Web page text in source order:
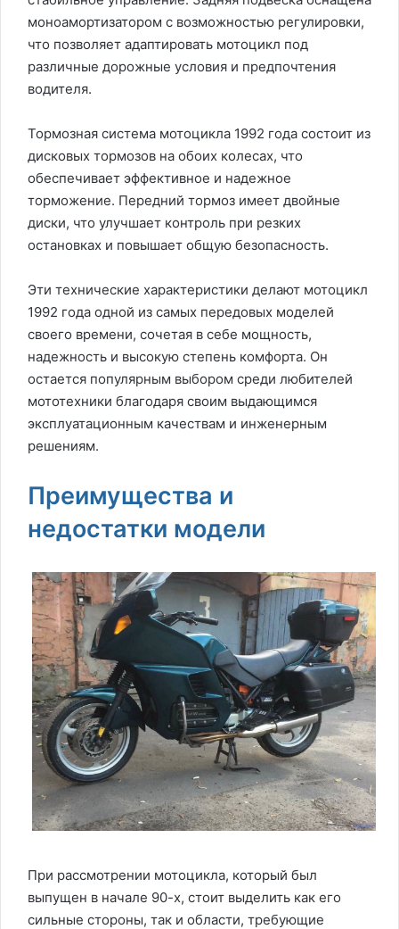
моноамортизатором с возможностью регулировки,
что позволяет адаптировать мотоцикл под
различные дорожные условия и предпочтения
водителя.
Тормозная система мотоцикла 1992 года состоит из
дисковых тормозов на обоих колесах, что
обеспечивает эффективное и надежное
торможение. Передний тормоз имеет двойные
диски, что улучшает контроль при резких
остановках и повышает общую безопасность.
Эти технические характеристики делают мотоцикл
1992 года одной из самых передовых моделей
своего времени, сочетая в себе мощность,
надежность и высокую степень комфорта. Он
остается популярным выбором среди любителей
мототехники благодаря своим выдающимся
эксплуатационным качествам и инженерным
решениям.
Преимущества и
недостатки модели
При рассмотрении мотоцикла, который был
выпущен в начале 90-х, стоит выделить как его
сильные стороны, так и области, требующие